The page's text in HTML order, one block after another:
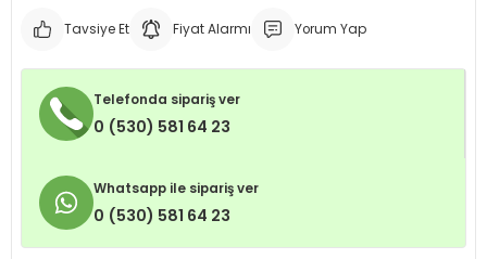
Tavsiye Et Fiyat Alarmı Yorum Yap
Telefonda sipariş ver
0 (530) 581 64 23
Whatsapp ile sipariş ver
0 (530) 581 64 23